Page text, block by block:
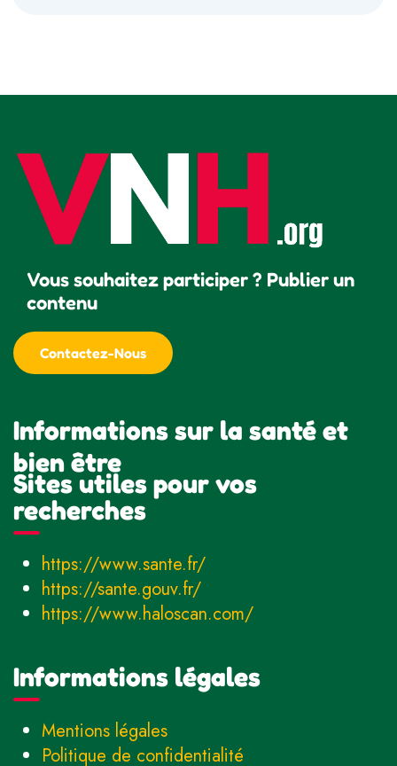
Vous souhaitez participer ? Publier un
contenu
Contactez-Nous
Informations sur la santé et
bien être
Sites utiles pour vos
recherches
https://www.sante.fr/
https://sante.gouv.fr/
https://www.haloscan.com/
Informations légales
Mentions légales
Politique de confidentialité